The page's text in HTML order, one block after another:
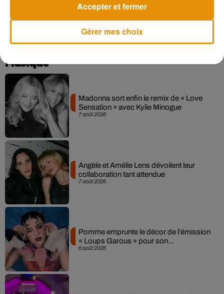
édition spéciale Hollywood
Musique
7 août 2026
Madonna sort enfin le remix de « Love
Sensation » avec Kylie Minogue
7 août 2026
Angèle et Amélie Lens dévoilent leur
collaboration tant attendue
6 août 2026
Pomme emprunte le décor de l’émission
« Loups Garous » pour son...
Gérer mes choix
Accepter et fermer